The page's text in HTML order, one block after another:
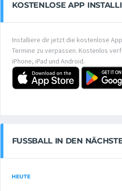
KOSTENLOSE APP
Installiere dir jetzt die kostenlose
Termine zu verpassen. Kostenlos
iPhone, iPad und Android.
FUSSBALL IN DEN
HEUTE